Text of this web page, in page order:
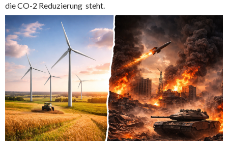
die CO-2 Reduzierung steht.